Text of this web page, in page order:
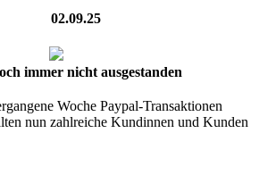
02.09.25
immer nicht ausgestanden
Woche Paypal-Transaktionen
nun zahlreiche Kundinnen und Kunden